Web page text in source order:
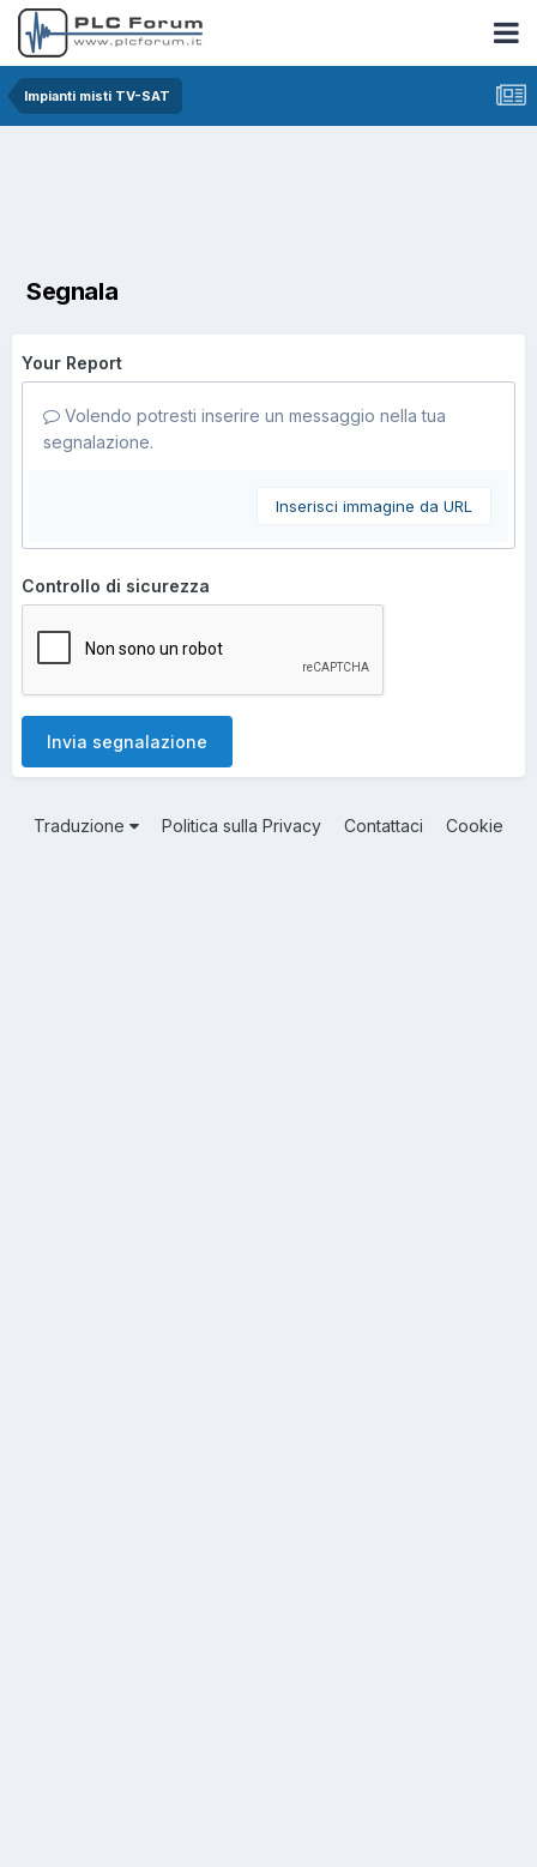
Impianti misti TV-SAT
Segnala
Your Report
Volendo potresti inserire un messaggio nella tua
segnalazione.
Inserisci immagine da URL
Controllo di sicurezza
Invia segnalazione
Traduzione Politica sulla Privacy Contattaci Cookie